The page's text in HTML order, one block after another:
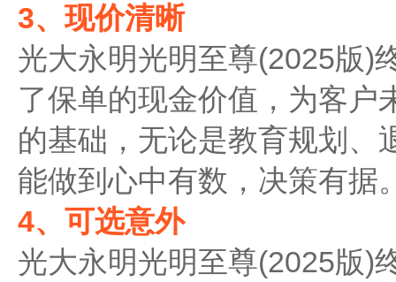
3、现价清晰
光大永明光明至尊(2025版)
了保单的现金价值，为客户
的基础，无论是教育规划、
能做到心中有数，决策有据
4、可选意外
光大永明光明至尊(2025版)